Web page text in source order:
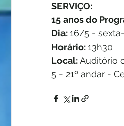
SERVIÇO:
15 anos do
Dia: 16/5 -
Horário: 13h30
Local: Auditório
5 - 21º andar -